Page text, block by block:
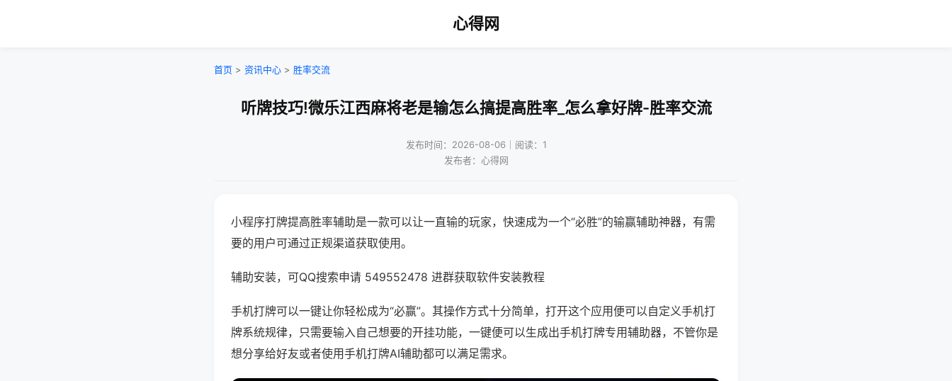
心得网
首页 > 资讯中心 > 胜率交流
听牌技巧!微乐江西麻将老是输怎么搞提高胜率_怎么拿好牌-胜率交流
发布时间：2026-08-06｜阅读：1
发布者：心得网
小程序打牌提高胜率辅助是一款可以让一直输的玩家，快速成为一个“必胜”的输赢辅助神器，有需
要的用户可通过正规渠道获取使用。
辅助安装，可QQ搜索申请 549552478 进群获取软件安装教程
手机打牌可以一键让你轻松成为“必赢”。其操作方式十分简单，打开这个应用便可以自定义手机打
牌系统规律，只需要输入自己想要的开挂功能，一键便可以生成出手机打牌专用辅助器，不管你是
想分享给好友或者使用手机打牌AI辅助都可以满足需求。